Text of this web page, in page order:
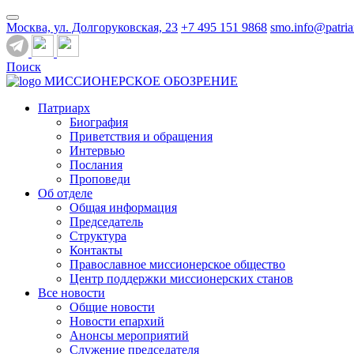
Москва, ул. Долгоруковская, 23 +7 495 151 9868
Поиск
МИССИОНЕРСКОЕ ОБОЗРЕНИЕ
Патриарх
Биография
Приветствия и обращения
Интервью
Послания
Проповеди
Об отделе
Общая информация
Председатель
Структура
Контакты
Православное миссионерское общество
Центр поддержки миссионерских станов
Все новости
Общие новости
Новости епархий
Анонсы мероприятий
Служение председателя